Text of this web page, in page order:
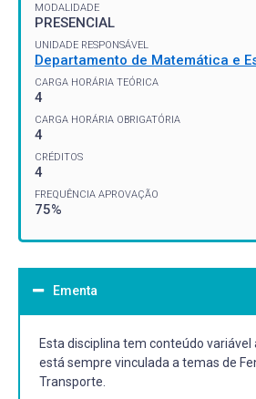
MODALIDADE
PRESENCIAL
UNIDADE RESPONSÁVEL
Departamento de Matemática e
CARGA HORÁRIA TEÓRICA
4
CARGA HORÁRIA OBRIGATÓRIA
4
CRÉDITOS
4
FREQUÊNCIA APROVAÇÃO
75%
Ementa
Esta disciplina tem conteúdo variável
está sempre vinculada a temas de
Transporte.